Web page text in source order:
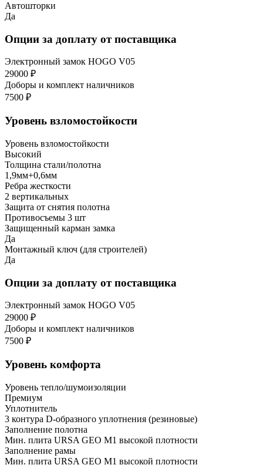
Автошторки
Да
Опции за доплату от поставщика
Электронный замок HOGO V05
29000 ₽
Доборы и комплект наличников
7500 ₽
Уровень взломостойкости
Уровень взломостойкости
Высокий
Толщина стали/полотна
1,9мм+0,6мм
Ребра жесткости
2 вертикальных
Защита от снятия полотна
Противосъемы 3 шт
Защищенный карман замка
Да
Монтажный ключ (для строителей)
Да
Опции за доплату от поставщика
Электронный замок HOGO V05
29000 ₽
Доборы и комплект наличников
7500 ₽
Уровень комфорта
Уровень тепло/шумоизоляции
Премиум
Уплотнитель
3 контура D-образного уплотнения (резиновые)
Заполнение полотна
Мин. плита URSA GEO М1 высокой плотности
Заполнение рамы
Мин. плита URSA GEO М1 высокой плотности